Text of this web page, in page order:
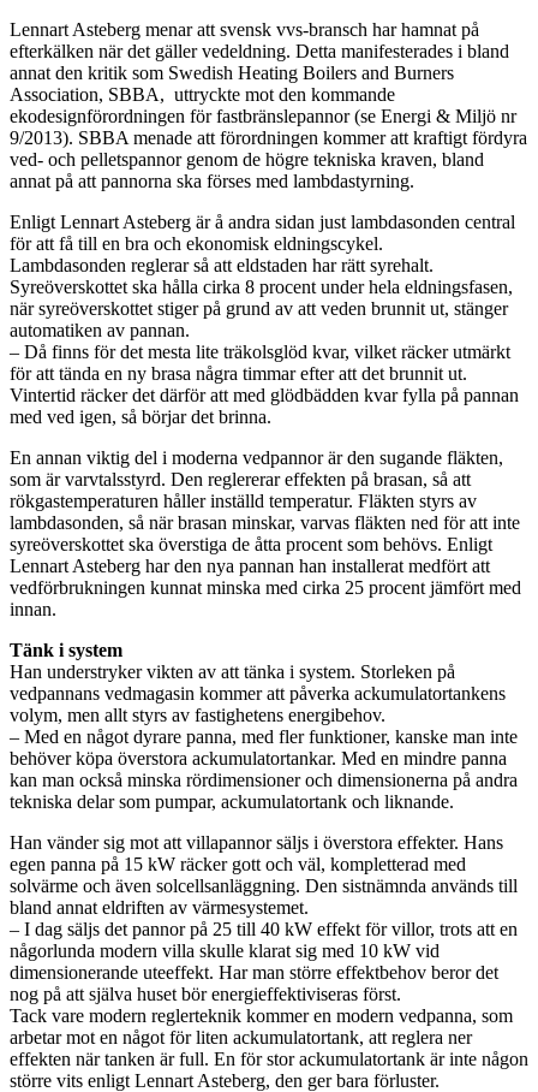
Lennart Asteberg menar att svensk vvs-bransch har hamnat på
efterkälken när det gäller vedeldning. Detta manifesterades i bland
annat den kritik som Swedish Heating Boilers and Burners
Association, SBBA, uttryckte mot den kommande
ekodesignförordningen för fastbränslepannor (se Energi & Miljö nr
9/2013). SBBA menade att förordningen kommer att kraftigt fördyra
ved- och pelletspannor genom de högre tekniska kraven, bland
annat på att pannorna ska förses med lambdastyrning.
Enligt Lennart Asteberg är å andra sidan just lambdasonden central
för att få till en bra och ekonomisk eldningscykel.
Lambdasonden reglerar så att eldstaden har rätt syrehalt.
Syreöverskottet ska hålla cirka 8 procent under hela eldningsfasen,
när syreöverskottet stiger på grund av att veden brunnit ut, stänger
automatiken av pannan.
– Då finns för det mesta lite träkolsglöd kvar, vilket räcker utmärkt
för att tända en ny brasa några timmar efter att det brunnit ut.
Vintertid räcker det därför att med glödbädden kvar fylla på pannan
med ved igen, så börjar det brinna.
En annan viktig del i moderna vedpannor är den sugande fläkten,
som är varvtalsstyrd. Den reglererar effekten på brasan, så att
rökgastemperaturen håller inställd temperatur. Fläkten styrs av
lambdasonden, så när brasan minskar, varvas fläkten ned för att inte
syreöverskottet ska överstiga de åtta procent som behövs. Enligt
Lennart Asteberg har den nya pannan han installerat medfört att
vedförbrukningen kunnat minska med cirka 25 procent jämfört med
innan.
Tänk i system
Han understryker vikten av att tänka i system. Storleken på
vedpannans vedmagasin kommer att påverka ackumulatortankens
volym, men allt styrs av fastighetens energibehov.
– Med en något dyrare panna, med fler funktioner, kanske man inte
behöver köpa överstora ackumulatortankar. Med en mindre panna
kan man också minska rördimensioner och dimensionerna på andra
tekniska delar som pumpar, ackumulatortank och liknande.
Han vänder sig mot att villapannor säljs i överstora effekter. Hans
egen panna på 15 kW räcker gott och väl, kompletterad med
solvärme och även solcellsanläggning. Den sistnämnda används till
bland annat eldriften av värmesystemet.
– I dag säljs det pannor på 25 till 40 kW effekt för villor, trots att en
någorlunda modern villa skulle klarat sig med 10 kW vid
dimensionerande uteeffekt. Har man större effektbehov beror det
nog på att själva huset bör energieffektiviseras först.
Tack vare modern reglerteknik kommer en modern vedpanna, som
arbetar mot en något för liten ackumulatortank, att reglera ner
effekten när tanken är full. En för stor ackumulatortank är inte någon
större vits enligt Lennart Asteberg, den ger bara förluster.